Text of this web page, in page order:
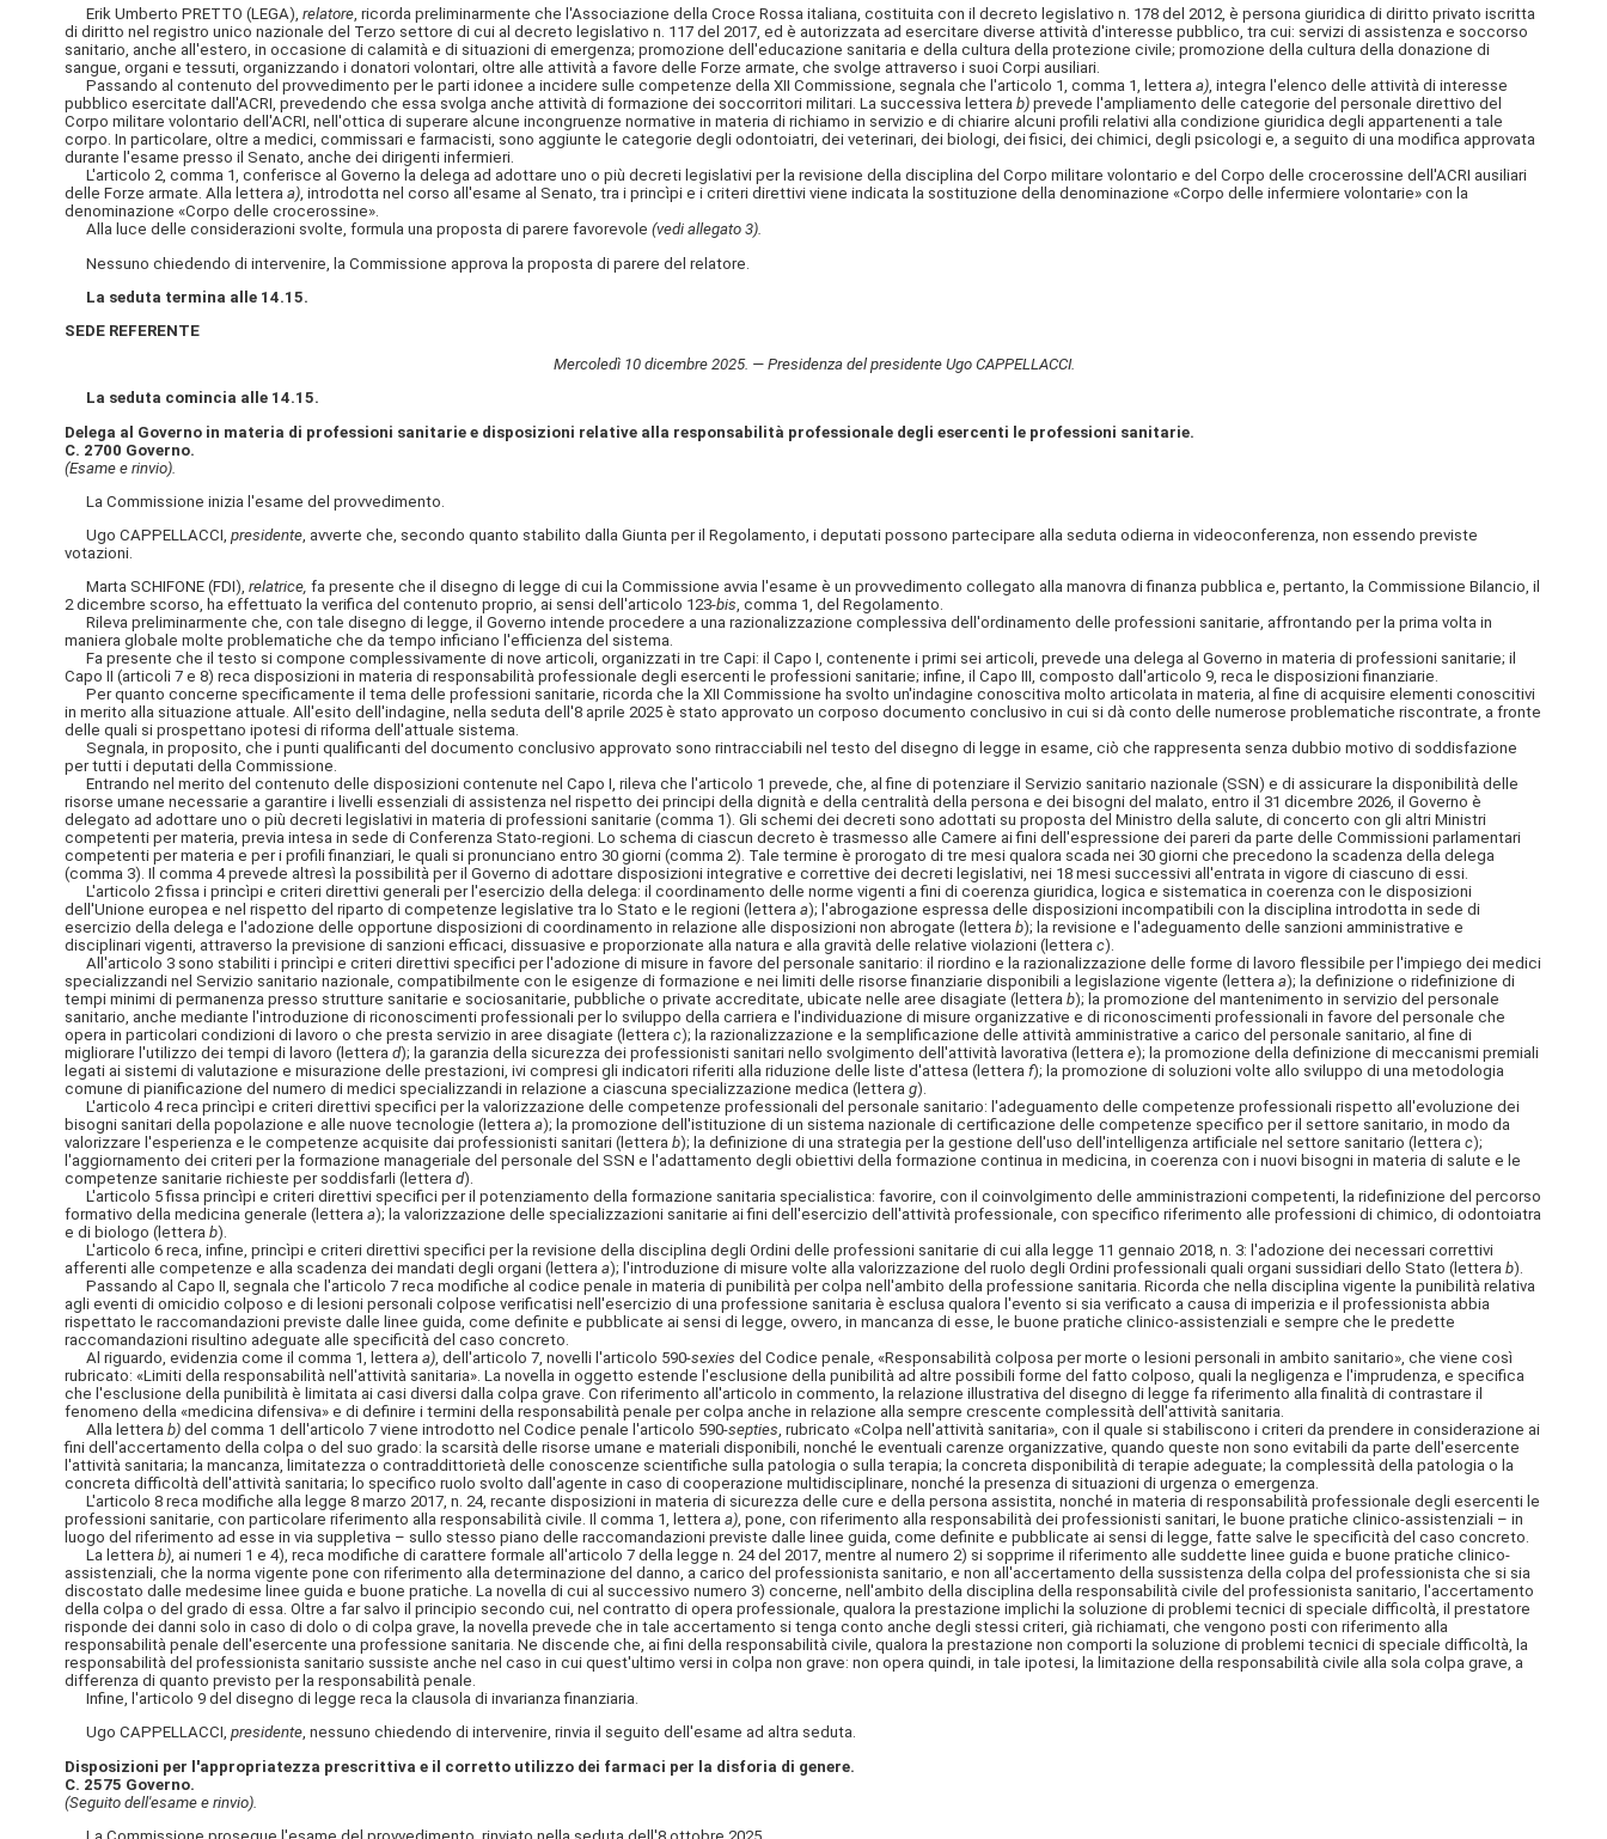
Erik Umberto PRETTO (LEGA), relatore, ricorda preliminarmente che l'Associazione della Croce Rossa italiana, costituita con il decreto legislativo n. 178 del 2012, è persona giuridica di diritto privato iscritta
di diritto nel registro unico nazionale del Terzo settore di cui al decreto legislativo n. 117 del 2017, ed è autorizzata ad esercitare diverse attività d'interesse pubblico, tra cui: servizi di assistenza e soccorso
sanitario, anche all'estero, in occasione di calamità e di situazioni di emergenza; promozione dell'educazione sanitaria e della cultura della protezione civile; promozione della cultura della donazione di
sangue, organi e tessuti, organizzando i donatori volontari, oltre alle attività a favore delle Forze armate, che svolge attraverso i suoi Corpi ausiliari.
Passando al contenuto del provvedimento per le parti idonee a incidere sulle competenze della XII Commissione, segnala che l'articolo 1, comma 1, lettera a), integra l'elenco delle attività di interesse
pubblico esercitate dall'ACRI, prevedendo che essa svolga anche attività di formazione dei soccorritori militari. La successiva lettera b)prevede l'ampliamento delle categorie del personale direttivo del
Corpo militare volontario dell'ACRI, nell'ottica di superare alcune incongruenze normative in materia di richiamo in servizio e di chiarire alcuni profili relativi alla condizione giuridica degli appartenenti a tale
corpo. In particolare, oltre a medici, commissari e farmacisti, sono aggiunte le categorie degli odontoiatri, dei veterinari, dei biologi, dei fisici, dei chimici, degli psicologi e, a seguito di una modifica approvata
durante l'esame presso il Senato, anche dei dirigenti infermieri.
L'articolo 2, comma 1, conferisce al Governo la delega ad adottare uno o più decreti legislativi per la revisione della disciplina del Corpo militare volontario e del Corpo delle crocerossine dell'ACRI ausiliari
delle Forze armate. Alla lettera a), introdotta nel corso all'esame al Senato, tra i princìpi e i criteri direttivi viene indicata la sostituzione della denominazione «Corpo delle infermiere volontarie» con la
denominazione «Corpo delle crocerossine».
Alla luce delle considerazioni svolte, formula una proposta di parere favorevole (vedi allegato 3).
Nessuno chiedendo di intervenire, la Commissione approva la proposta di parere del relatore.
La seduta termina alle 14.15.
SEDE REFERENTE
Mercoledì 10 dicembre 2025. — Presidenza del presidente Ugo CAPPELLACCI.
La seduta comincia alle 14.15.
Delega al Governo in materia di professioni sanitarie e disposizioni relative alla responsabilità professionale degli esercenti le professioni sanitarie.
C. 2700 Governo.
(Esame e rinvio).
La Commissione inizia l'esame del provvedimento.
Ugo CAPPELLACCI, presidente, avverte che, secondo quanto stabilito dalla Giunta per il Regolamento, i deputati possono partecipare alla seduta odierna in videoconferenza, non essendo previste
votazioni.
Marta SCHIFONE (FDI), relatrice, fa presente che il disegno di legge di cui la Commissione avvia l'esame è un provvedimento collegato alla manovra di finanza pubblica e, pertanto, la Commissione Bilancio, il
2 dicembre scorso, ha effettuato la verifica del contenuto proprio, ai sensi dell'articolo 123-bis, comma 1, del Regolamento.
Rileva preliminarmente che, con tale disegno di legge, il Governo intende procedere a una razionalizzazione complessiva dell'ordinamento delle professioni sanitarie, affrontando per la prima volta in
maniera globale molte problematiche che da tempo inficiano l'efficienza del sistema.
Fa presente che il testo si compone complessivamente di nove articoli, organizzati in tre Capi: il Capo I, contenente i primi sei articoli, prevede una delega al Governo in materia di professioni sanitarie; il
Capo II (articoli 7 e 8) reca disposizioni in materia di responsabilità professionale degli esercenti le professioni sanitarie; infine, il Capo III, composto dall'articolo 9, reca le disposizioni finanziarie.
Per quanto concerne specificamente il tema delle professioni sanitarie, ricorda che la XII Commissione ha svolto un'indagine conoscitiva molto articolata in materia, al fine di acquisire elementi conoscitivi
in merito alla situazione attuale. All'esito dell'indagine, nella seduta dell'8 aprile 2025 è stato approvato un corposo documento conclusivo in cui si dà conto delle numerose problematiche riscontrate, a fronte
delle quali si prospettano ipotesi di riforma dell'attuale sistema.
Segnala, in proposito, che i punti qualificanti del documento conclusivo approvato sono rintracciabili nel testo del disegno di legge in esame, ciò che rappresenta senza dubbio motivo di soddisfazione
per tutti i deputati della Commissione.
Entrando nel merito del contenuto delle disposizioni contenute nel Capo I, rileva che l'articolo 1 prevede, che, al fine di potenziare il Servizio sanitario nazionale (SSN) e di assicurare la disponibilità delle
risorse umane necessarie a garantire i livelli essenziali di assistenza nel rispetto dei principi della dignità e della centralità della persona e dei bisogni del malato, entro il 31 dicembre 2026, il Governo è
delegato ad adottare uno o più decreti legislativi in materia di professioni sanitarie (comma 1). Gli schemi dei decreti sono adottati su proposta del Ministro della salute, di concerto con gli altri Ministri
competenti per materia, previa intesa in sede di Conferenza Stato-regioni. Lo schema di ciascun decreto è trasmesso alle Camere ai fini dell'espressione dei pareri da parte delle Commissioni parlamentari
competenti per materia e per i profili finanziari, le quali si pronunciano entro 30 giorni (comma 2). Tale termine è prorogato di tre mesi qualora scada nei 30 giorni che precedono la scadenza della delega
(comma 3). Il comma 4 prevede altresì la possibilità per il Governo di adottare disposizioni integrative e correttive dei decreti legislativi, nei 18 mesi successivi all'entrata in vigore di ciascuno di essi.
L'articolo 2 fissa i princìpi e criteri direttivi generali per l'esercizio della delega: il coordinamento delle norme vigenti a fini di coerenza giuridica, logica e sistematica in coerenza con le disposizioni
dell'Unione europea e nel rispetto del riparto di competenze legislative tra lo Stato e le regioni (lettera a); l'abrogazione espressa delle disposizioni incompatibili con la disciplina introdotta in sede di
esercizio della delega e l'adozione delle opportune disposizioni di coordinamento in relazione alle disposizioni non abrogate (lettera b); la revisione e l'adeguamento delle sanzioni amministrative e
disciplinari vigenti, attraverso la previsione di sanzioni efficaci, dissuasive e proporzionate alla natura e alla gravità delle relative violazioni (lettera c).
All'articolo 3 sono stabiliti i princìpi e criteri direttivi specifici per l'adozione di misure in favore del personale sanitario: il riordino e la razionalizzazione delle forme di lavoro flessibile per l'impiego dei medici
specializzandi nel Servizio sanitario nazionale, compatibilmente con le esigenze di formazione e nei limiti delle risorse finanziarie disponibili a legislazione vigente (lettera a); la definizione o ridefinizione di
tempi minimi di permanenza presso strutture sanitarie e sociosanitarie, pubbliche o private accreditate, ubicate nelle aree disagiate (lettera b); la promozione del mantenimento in servizio del personale
sanitario, anche mediante l'introduzione di riconoscimenti professionali per lo sviluppo della carriera e l'individuazione di misure organizzative e di riconoscimenti professionali in favore del personale che
opera in particolari condizioni di lavoro o che presta servizio in aree disagiate (lettera c); la razionalizzazione e la semplificazione delle attività amministrative a carico del personale sanitario, al fine di
migliorare l'utilizzo dei tempi di lavoro (lettera d); la garanzia della sicurezza dei professionisti sanitari nello svolgimento dell'attività lavorativa (lettera e); la promozione della definizione di meccanismi premiali
legati ai sistemi di valutazione e misurazione delle prestazioni, ivi compresi gli indicatori riferiti alla riduzione delle liste d'attesa (lettera f); la promozione di soluzioni volte allo sviluppo di una metodologia
comune di pianificazione del numero di medici specializzandi in relazione a ciascuna specializzazione medica (lettera g).
L'articolo 4 reca princìpi e criteri direttivi specifici per la valorizzazione delle competenze professionali del personale sanitario: l'adeguamento delle competenze professionali rispetto all'evoluzione dei
bisogni sanitari della popolazione e alle nuove tecnologie (lettera a); la promozione dell'istituzione di un sistema nazionale di certificazione delle competenze specifico per il settore sanitario, in modo da
valorizzare l'esperienza e le competenze acquisite dai professionisti sanitari (lettera b); la definizione di una strategia per la gestione dell'uso dell'intelligenza artificiale nel settore sanitario (lettera c);
l'aggiornamento dei criteri per la formazione manageriale del personale del SSN e l'adattamento degli obiettivi della formazione continua in medicina, in coerenza con i nuovi bisogni in materia di salute e le
competenze sanitarie richieste per soddisfarli (lettera d).
L'articolo 5 fissa princìpi e criteri direttivi specifici per il potenziamento della formazione sanitaria specialistica: favorire, con il coinvolgimento delle amministrazioni competenti, la ridefinizione del percorso
formativo della medicina generale (lettera a); la valorizzazione delle specializzazioni sanitarie ai fini dell'esercizio dell'attività professionale, con specifico riferimento alle professioni di chimico, di odontoiatra
e di biologo (lettera b).
L'articolo 6 reca, infine, princìpi e criteri direttivi specifici per la revisione della disciplina degli Ordini delle professioni sanitarie di cui alla legge 11 gennaio 2018, n. 3: l'adozione dei necessari correttivi
afferenti alle competenze e alla scadenza dei mandati degli organi (lettera a); l'introduzione di misure volte alla valorizzazione del ruolo degli Ordini professionali quali organi sussidiari dello Stato (lettera b).
Passando al Capo II, segnala che l'articolo 7 reca modifiche al codice penale in materia di punibilità per colpa nell'ambito della professione sanitaria. Ricorda che nella disciplina vigente la punibilità relativa
agli eventi di omicidio colposo e di lesioni personali colpose verificatisi nell'esercizio di una professione sanitaria è esclusa qualora l'evento si sia verificato a causa di imperizia e il professionista abbia
rispettato le raccomandazioni previste dalle linee guida, come definite e pubblicate ai sensi di legge, ovvero, in mancanza di esse, le buone pratiche clinico-assistenziali e sempre che le predette
raccomandazioni risultino adeguate alle specificità del caso concreto.
Al riguardo, evidenzia come il comma 1, lettera a), dell'articolo 7, novelli l'articolo 590-sexies del Codice penale, «Responsabilità colposa per morte o lesioni personali in ambito sanitario», che viene così
rubricato: «Limiti della responsabilità nell'attività sanitaria». La novella in oggetto estende l'esclusione della punibilità ad altre possibili forme del fatto colposo, quali la negligenza e l'imprudenza, e specifica
che l'esclusione della punibilità è limitata ai casi diversi dalla colpa grave. Con riferimento all'articolo in commento, la relazione illustrativa del disegno di legge fa riferimento alla finalità di contrastare il
fenomeno della «medicina difensiva» e di definire i termini della responsabilità penale per colpa anche in relazione alla sempre crescente complessità dell'attività sanitaria.
Alla lettera b)del comma 1 dell'articolo 7 viene introdotto nel Codice penale l'articolo 590-septies, rubricato «Colpa nell'attività sanitaria», con il quale si stabiliscono i criteri da prendere in considerazione ai
fini dell'accertamento della colpa o del suo grado: la scarsità delle risorse umane e materiali disponibili, nonché le eventuali carenze organizzative, quando queste non sono evitabili da parte dell'esercente
l'attività sanitaria; la mancanza, limitatezza o contraddittorietà delle conoscenze scientifiche sulla patologia o sulla terapia; la concreta disponibilità di terapie adeguate; la complessità della patologia o la
concreta difficoltà dell'attività sanitaria; lo specifico ruolo svolto dall'agente in caso di cooperazione multidisciplinare, nonché la presenza di situazioni di urgenza o emergenza.
L'articolo 8 reca modifiche alla legge 8 marzo 2017, n. 24, recante disposizioni in materia di sicurezza delle cure e della persona assistita, nonché in materia di responsabilità professionale degli esercenti le
professioni sanitarie, con particolare riferimento alla responsabilità civile. Il comma 1, lettera a), pone, con riferimento alla responsabilità dei professionisti sanitari, le buone pratiche clinico-assistenziali – in
luogo del riferimento ad esse in via suppletiva – sullo stesso piano delle raccomandazioni previste dalle linee guida, come definite e pubblicate ai sensi di legge, fatte salve le specificità del caso concreto.
La lettera b), ai numeri 1 e 4), reca modifiche di carattere formale all'articolo 7 della legge n. 24 del 2017, mentre al numero 2) si sopprime il riferimento alle suddette linee guida e buone pratiche clinico-
assistenziali, che la norma vigente pone con riferimento alla determinazione del danno, a carico del professionista sanitario, e non all'accertamento della sussistenza della colpa del professionista che si sia
discostato dalle medesime linee guida e buone pratiche. La novella di cui al successivo numero 3) concerne, nell'ambito della disciplina della responsabilità civile del professionista sanitario, l'accertamento
della colpa o del grado di essa. Oltre a far salvo il principio secondo cui, nel contratto di opera professionale, qualora la prestazione implichi la soluzione di problemi tecnici di speciale difficoltà, il prestatore
risponde dei danni solo in caso di dolo o di colpa grave, la novella prevede che in tale accertamento si tenga conto anche degli stessi criteri, già richiamati, che vengono posti con riferimento alla
responsabilità penale dell'esercente una professione sanitaria. Ne discende che, ai fini della responsabilità civile, qualora la prestazione non comporti la soluzione di problemi tecnici di speciale difficoltà, la
responsabilità del professionista sanitario sussiste anche nel caso in cui quest'ultimo versi in colpa non grave: non opera quindi, in tale ipotesi, la limitazione della responsabilità civile alla sola colpa grave, a
differenza di quanto previsto per la responsabilità penale.
Infine, l'articolo 9 del disegno di legge reca la clausola di invarianza finanziaria.
Ugo CAPPELLACCI, presidente, nessuno chiedendo di intervenire, rinvia il seguito dell'esame ad altra seduta.
Disposizioni per l'appropriatezza prescrittiva e il corretto utilizzo dei farmaci per la disforia di genere.
C. 2575 Governo.
(Seguito dell'esame e rinvio).